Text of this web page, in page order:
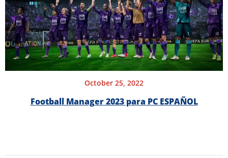
October 25, 2022
Football Manager 2023 para PC ESPAÑOL